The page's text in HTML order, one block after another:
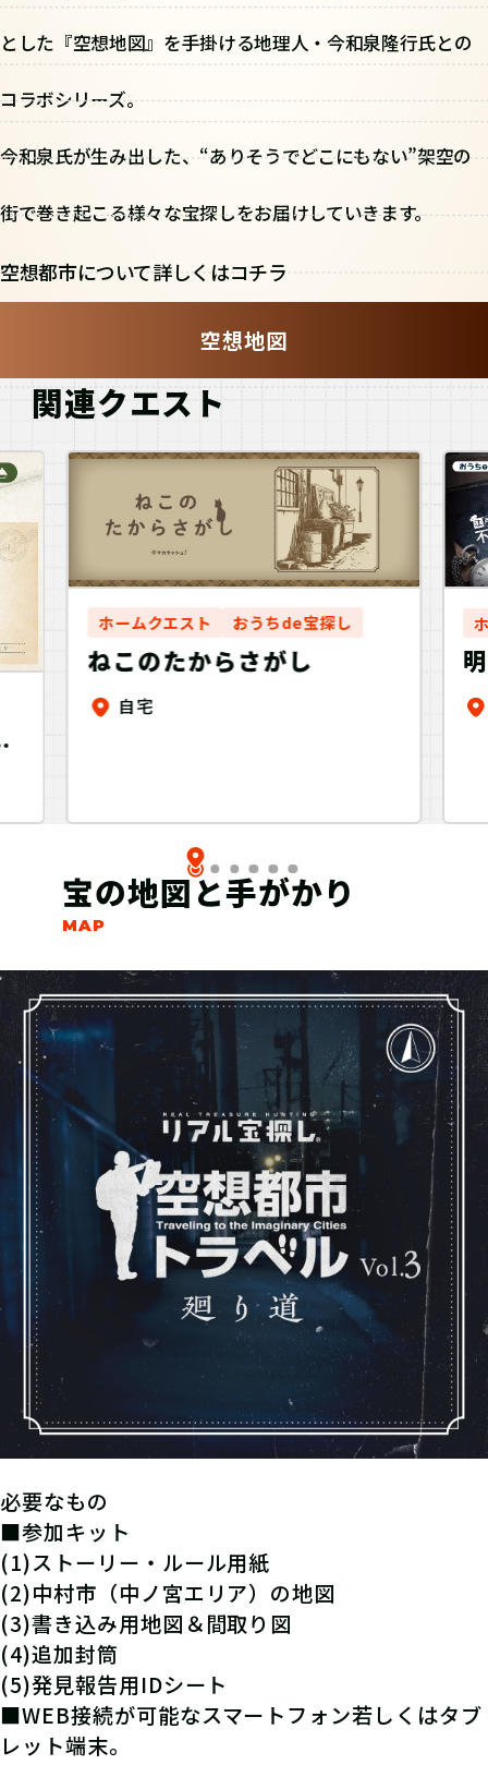
とした『空想地図』を手掛ける地理人・今和泉隆行氏との
コラボシリーズ。
今和泉氏が生み出した、“ありそうでどこにもない”架空の
街で巻き起こる様々な宝探しをお届けしていきます。
空想都市について詳しくはコチラ
空想地図
関連クエスト
ホームクエスト おうちde宝探し
ねこのたからさがし
自宅
宝の地図と手がかり
必要なもの
■参加キット
(1)ストーリー・ルール用紙
(2)中村市（中ノ宮エリア）の地図
(3)書き込み用地図＆間取り図
(4)追加封筒
(5)発見報告用IDシート
■WEB接続が可能なスマートフォン若しくはタブ
レット端末。